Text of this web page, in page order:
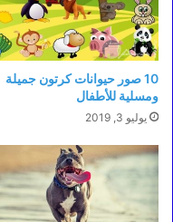
10 صور حيوانات كرتون جميلة
ومسلية للأطفال
يوليو 3, 2019